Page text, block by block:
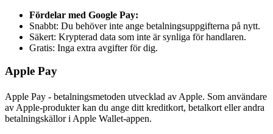
Fördelar med Google Pay:
Snabbt: Du behöver inte ange betalningsuppgifterna på nytt.
Säkert: Krypterad data som inte är synliga för handlaren.
Gratis: Inga extra avgifter för dig.
Apple Pay
Apple Pay - betalningsmetoden utvecklad av Apple. Som användare
av Apple-produkter kan du ange ditt kreditkort, betalkort eller andra
betalningskällor i Apple Wallet-appen.